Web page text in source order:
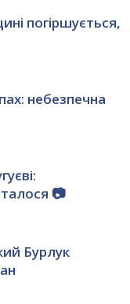
погіршується,
небезпечна
📷
Бурлук